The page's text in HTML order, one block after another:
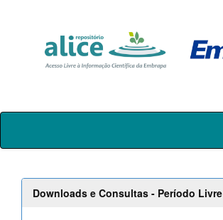
Skip
Downloads e Consultas - Período Livre